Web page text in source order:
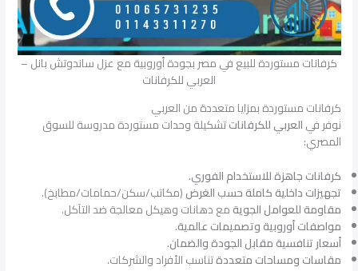
كرفانات مستوردة للبيع في مصر بجودة أوروبية مع عزل ساندوتش بانل –
العربي للكرفانات
كرفانات مستوردة بمزايا متعددة من العربي
نوفر فيالعربي للكرفاناتتشكيلة وحدات مستوردة مدروسة للسوق
المصري:
كرفانات جاهزة للاستخدام الفوري.
تجهيزات داخلية كاملة حسب الغرض(مكاتب/سكن/حمامات/مطابخ).
مقاومة للعوامل الجويةمع دهانات وهيكل معالجة ضد التآكل.
مواصفات أوروبية وتصميمات عالمية.
أسعار تنافسية مقابل الجودة والضمان.
مقاسات ومساحات متعددةتناسب الأفراد والشركات.